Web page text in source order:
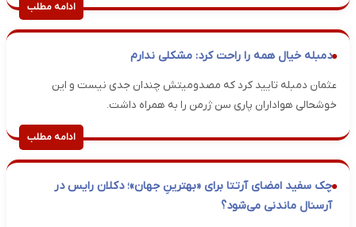
ادامه مطلب
دمبله خیال همه را راحت کرد: مشکلی ندارم
عثمان دمبله تایید کرد که مصدومیتش چندان جدی نیست و این
خوشحالی هواداران پاری سن ژرمن را به همراه داشت.
ادامه مطلب
چک سفید امضای آرتتا برای «بهترینِ جهان»؛ دکلان رایس در
آرسنال ماندنی می‌شود؟